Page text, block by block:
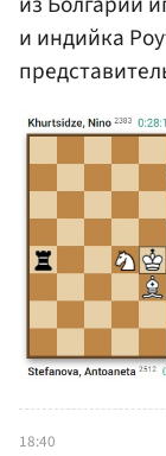
и индийка
18:40